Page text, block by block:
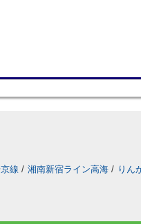
線 / 湘南新宿ライン高海 / りん